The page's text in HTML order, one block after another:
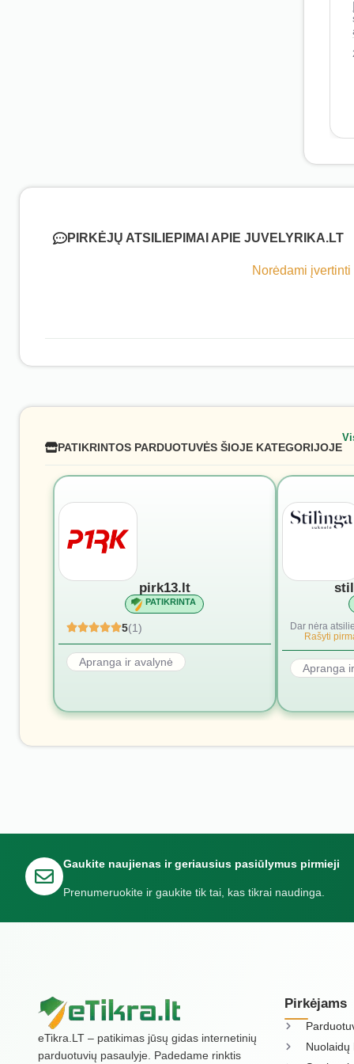
PIRKĖJŲ ATSILIEPIMAI APIE JUVELYRIKA.LT
Norėdami
PATIKRINTOS PARDUOTUVĖS ŠIOJE KATEGORIJOJE
pirk13.lt
PATIKRINTA
5(1)
Apranga ir avalynė
Dar nėra
Rašyti
Apranga
Gaukite naujienas ir geriausius pasiūlymus pirmieji
Prenumeruokite ir gaukite tik tai, kas tikrai naudinga.
eTikra.LT – patikimas jūsų gidas internetinių
parduotuvių pasaulyje. Padedame rinktis
Pirkėjams
Nuolaidų